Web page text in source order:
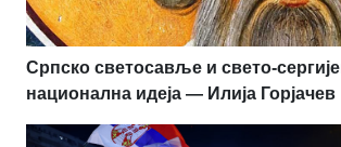
Српско светосавље и свето-
национална идеја — Илија Горјачев